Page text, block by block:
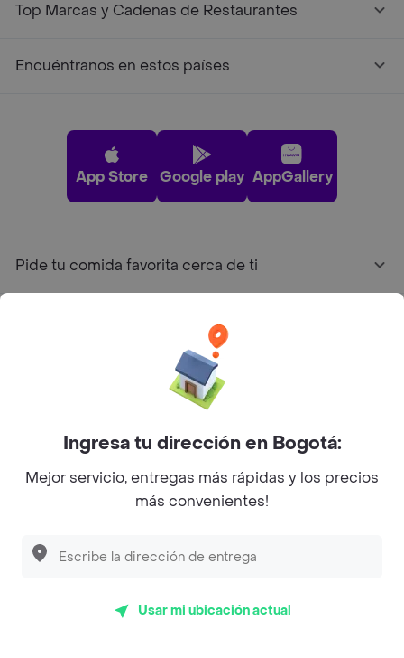
Top Marcas y Cadenas de Restaurantes
Encuéntranos en estos países
App Store Google play AppGallery
Pide tu comida favorita cerca de ti
Facebook
Twitter
Instagram
Rappi S.A.S. --- NIT 900.843.898-9 --- Calle 63 # 16A-02
Ingresa tu dirección en Bogotá:
Mejor servicio, entregas más rápidas y los precios
más convenientes!
Usar mi ubicación actual